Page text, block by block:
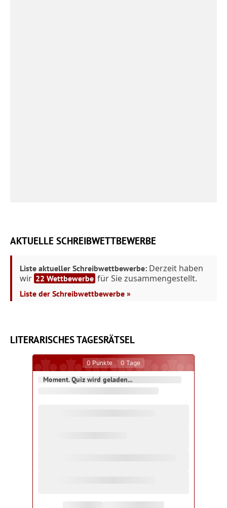
AKTUELLE SCHREIBWETTBEWERBE
Liste aktueller Schreibwettbewerbe: Derzeit haben
wir 22 Wettbewerbe für Sie zusammengestellt.
Liste der Schreibwettbewerbe »
LITERARISCHES TAGESRÄTSEL
0 Punkte 0 Tage
Moment. Quiz wird geladen...